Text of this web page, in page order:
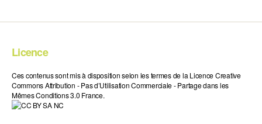
Licence
Ces contenus sont mis à disposition selon les termes de la Licence Creative
Commons Attribution - Pas d’Utilisation Commerciale - Partage dans les
Mêmes Conditions 3.0 France.